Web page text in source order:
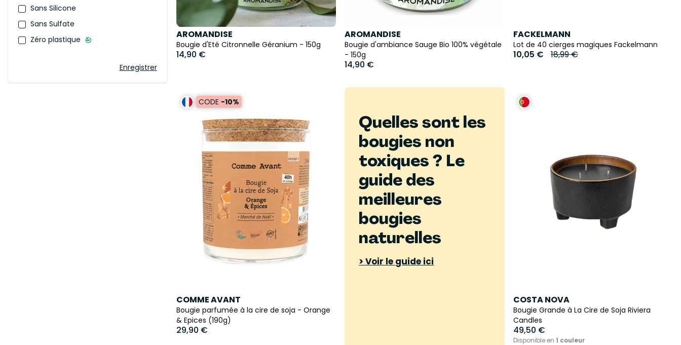
Sans Silicone
Sans Sulfate
Zéro plastique
Enregistrer
AROMANDISE
Bougie d'Eté Citronnelle Géranium - 150g
14,90 €
AROMANDISE
Bougie d'ambiance Sauge Bio 100% végétale
- 150g
14,90 €
FACKELMANN
Lot de 40 cierges magiques Fackelmann
10,05 € 18,99 €
CODE -10%
COMME AVANT
Bougie parfumée à la cire de soja - Orange
& Epices (190g)
29,90 €
Quelles sont les
bougies non
toxiques ? Le
guide des
meilleures
bougies
naturelles
> Voir le guide ici
COSTA NOVA
Bougie Grande à La Cire de Soja Riviera
Candles
49,50 €
Disponible en 1 couleur